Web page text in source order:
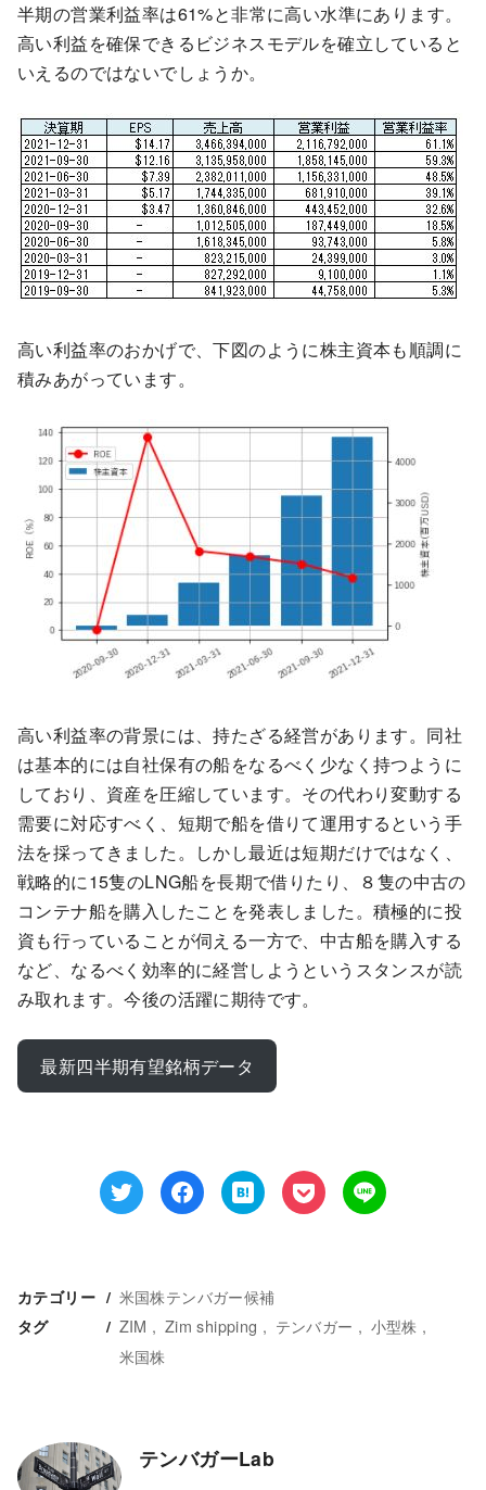
半期の営業利益率は61%と非常に高い水準にあります。
高い利益を確保できるビジネスモデルを確立していると
いえるのではないでしょうか。
高い利益率のおかげで、下図のように株主資本も順調に
積みあがっています。
高い利益率の背景には、持たざる経営があります。同社
は基本的には自社保有の船をなるべく少なく持つように
しており、資産を圧縮しています。その代わり変動する
需要に対応すべく、短期で船を借りて運用するという手
法を採ってきました。しかし最近は短期だけではなく、
戦略的に15隻のLNG船を長期で借りたり、８隻の中古の
コンテナ船を購入したことを発表しました。積極的に投
資も行っていることが伺える一方で、中古船を購入する
など、なるべく効率的に経営しようというスタンスが読
み取れます。今後の活躍に期待です。
最新四半期有望銘柄データ
カテゴリー 米国株テンバガー候補
タグ ZIM Zim shipping テンバガー
小型株
米国株
テンバガーLab